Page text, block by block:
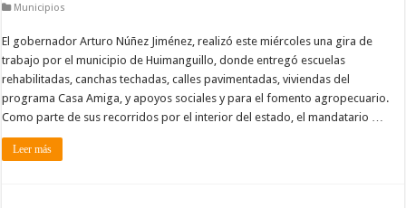
Municipios
El gobernador Arturo Núñez Jiménez, realizó este miércoles una gira de
trabajo por el municipio de Huimanguillo, donde entregó escuelas
rehabilitadas, canchas techadas, calles pavimentadas, viviendas del
programa Casa Amiga, y apoyos sociales y para el fomento agropecuario.
Como parte de sus recorridos por el interior del estado, el mandatario …
Leer más